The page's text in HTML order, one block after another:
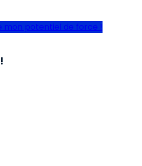
mon potentiel de force !